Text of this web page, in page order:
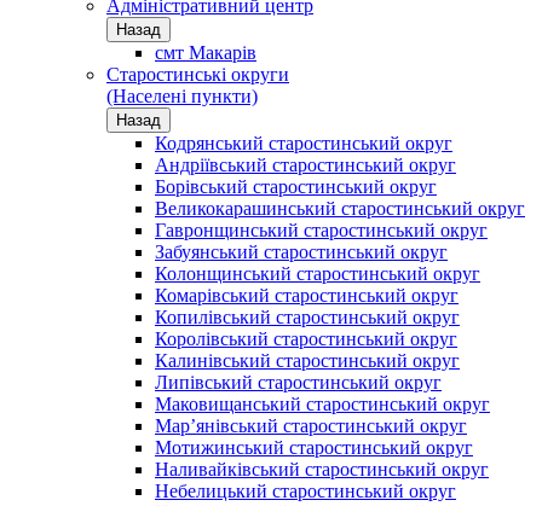
Aдміністративний центр
Назад
смт Макарів
Старостинські округи
(Населені пункти)
Назад
Кодрянський старостинський округ
Андріївський старостинський округ
Борівський старостинський округ
Великокарашинський старостинський округ
Гавронщинський старостинський округ
Забуянський старостинський округ
Колонщинський старостинський округ
Комарівський старостинський округ
Копилівський старостинський округ
Королівський старостинський округ
Калинівський старостинський округ
Липівський старостинський округ
Маковищанський старостинський округ
Мар’янівський старостинський округ
Мотижинський старостинський округ
Наливайківський старостинський округ
Небелицький старостинський округ